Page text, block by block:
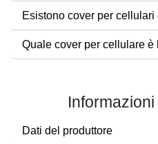
Esistono cover per
Quale cover per cellulare
Dati del produttore